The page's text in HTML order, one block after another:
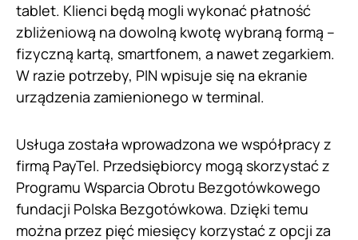
tablet. Klienci będą mogli wykonać płatność
zbliżeniową na dowolną kwotę wybraną formą –
fizyczną kartą, smartfonem, a nawet zegarkiem.
W razie potrzeby, PIN wpisuje się na ekranie
urządzenia zamienionego w terminal.
Usługa została wprowadzona we współpracy z
firmą PayTel. Przedsiębiorcy mogą skorzystać z
Programu Wsparcia Obrotu Bezgotówkowego
fundacji Polska Bezgotówkowa. Dzięki temu
można przez pięć miesięcy korzystać z opcji za